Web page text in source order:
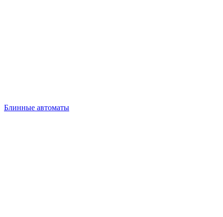
Блинные автоматы